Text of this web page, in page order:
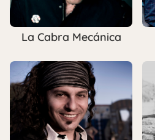
La Cabra Mecánica